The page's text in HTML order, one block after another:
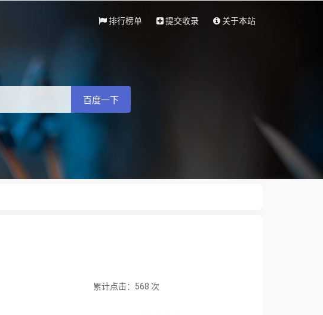
排行榜单 提交收录 关于本站
百度一下
累计点击：568 次